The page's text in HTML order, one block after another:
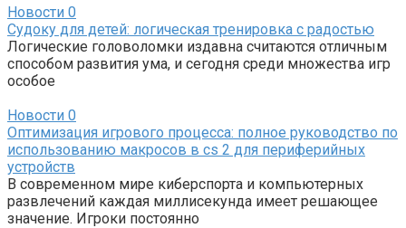
Новости 0
Судоку для детей: логическая тренировка с радостью
Логические головоломки издавна считаются отличным
способом развития ума, и сегодня среди множества игр
особое
Новости 0
Оптимизация игрового процесса: полное руководство по
использованию макросов в cs 2 для периферийных
устройств
В современном мире киберспорта и компьютерных
развлечений каждая миллисекунда имеет решающее
значение. Игроки постоянно